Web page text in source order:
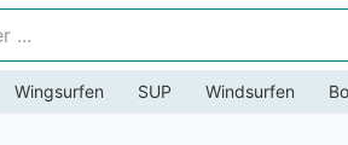
Wingsurfen SUP Windsurfen